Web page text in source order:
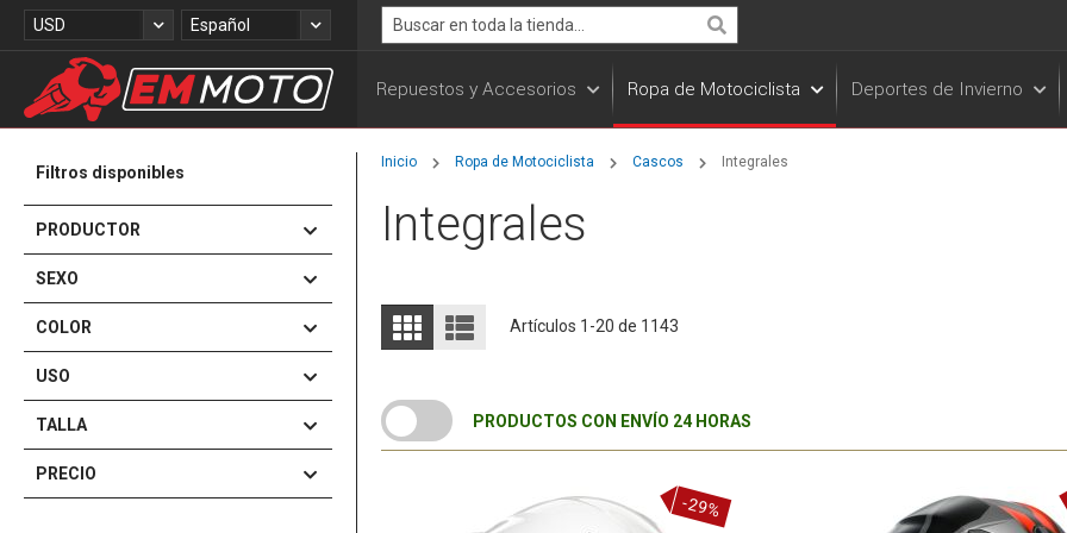
contenido
Moneda
USD Lenguaje
Español
Search
Repuestos y Accesorios Ropa de Motociclista Deportes de Invierno
Inicio Ropa de Motociclista Cascos Integrales
Integrales
Ver
como
ParrillaLista Artículos 1 -20 de 1143
PRODUCTOS CON ENVÍO 24 HORAS
-29%
Filtros disponibles
PRODUCTOR
SEXO
COLOR
USO
TALLA
PRECIO